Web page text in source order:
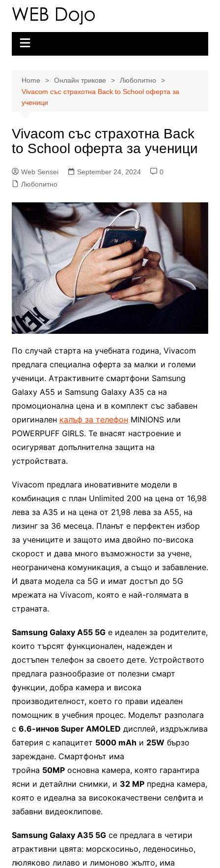
Skip
content
Home Онлайн трикове
Любопитно
Vivacom със страхотна Back to School оферта за
ученици
Vivacom със страхотна Back
to School оферта за ученици
Web Sensei September 24, 2024
0
Любопитно
По случай старта на учебната година, Vivacom
предлага специална оферта за малки и големи
ученици. Атрактивните смартфони Samsung
Galaxy A55 и Samsung Galaxy A35 са на
промоционална цена и в комплект със забавен
оригинален калъф за телефон MINIONS или
POWERPUFF GIRLS. Те внасят настроение и
осигуряват допълнителна защита на
устройствата.
Vivacom предлага иновативните модели в
комбинация с план Unlimited 200 на цена от 16,98
лева за А35 и на цена от 21,98 лева за A55, на
лизинг за 36 месеца. Планът е перфектен избор
за учениците и защото има двойно по-висока
скорост и дава много възможности за учене,
неограничена комуникация, а също и забавление.
И двата модела са 5G и имат достъп до 5G
мрежата на Vivacom, която е най-голямата в
страната.
Samsung Galaxy A55 5Gе идеален за родителите,
които търсят функционален, надежден и
достъпен телефон за своето дете. Устройството
предлага разнообразие от полезни смарт
функции, добра камера и висока
производителност, което го прави идеален
помощник в учебния процес. Моделът разполага
с 6.6-инчов Super AMOLED дисплей, издръжлива
батерия с капацитет 5000 mAh и 25Wбързо
зареждане. Смартфонът има
тройна 50MPосновна камера, която гарантира
ясни и детайлни снимки, и 32 MPпредна камера,
която е идеална за висококачествени селфита и
забавни видеоклипове.
Samsung Galaxy A35 5Gсе предлага в четири
атрактивни цвята: морскосиньо, леденосиньо,
люляково лилаво и лимоново жълто, има